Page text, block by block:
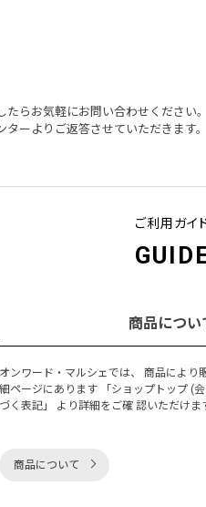
たらお気軽にお問い合わせください。
ーよりご返答させていただきます。
ご利用ガイ
商品につい
オンワード・マルシェでは、 商品により
細ページにあります 「ショップトップ (
づく表記」 より詳細をご確 認いただけま
商品について